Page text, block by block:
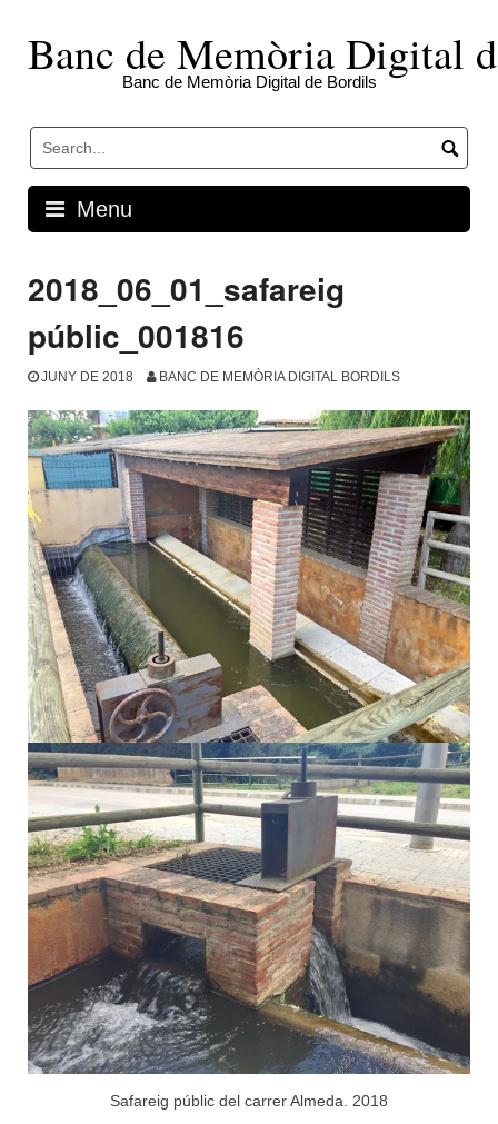
contentBanc de Memòria Digital
Banc de Memòria Digital de Bordils
Menu
2018_06_01_safareig
públic_001816
JUNY DE 2018 BANC DE MEMÒRIA DIGITAL BORDILS
Safareig públic del carrer Almeda. 2018